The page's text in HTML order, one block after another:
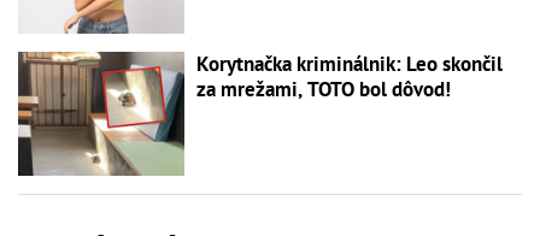
Korytnačka kriminálnik: Leo skončil
za mrežami, TOTO bol dôvod!